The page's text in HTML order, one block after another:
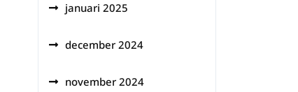
januari 2025
december 2024
november 2024